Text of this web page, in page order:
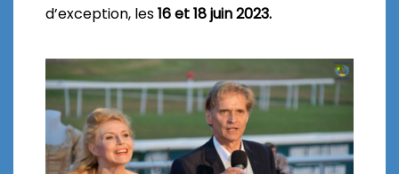
d’exception, les16 et 18 juin 2023.